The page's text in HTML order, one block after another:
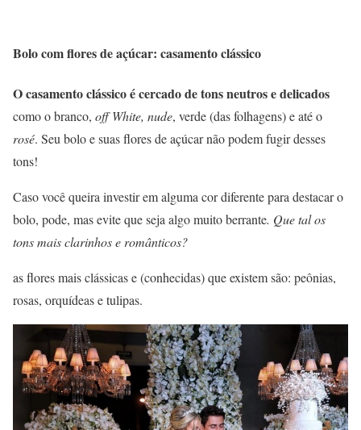
Bolo com flores de açúcar: casamento clássico
O casamento clássico é cercado de tons neutros e delicados
como o branco, off White, nude, verde (das folhagens) e até o
rosé. Seu bolo e suas flores de açúcar não podem fugir desses
tons!
Caso você queira investir em alguma cor diferente para destacar o
bolo, pode, mas evite que seja algo muito berrante. Que tal os
tons mais clarinhos e românticos?
as flores mais clássicas e (conhecidas) que existem são: peônias,
rosas, orquídeas e tulipas.